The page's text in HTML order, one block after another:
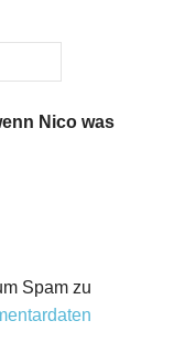
Nico was
Spam zu